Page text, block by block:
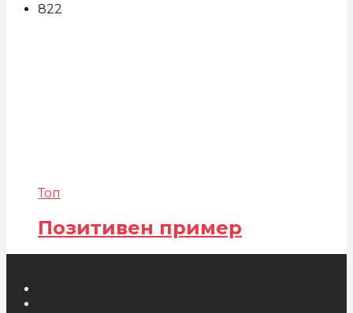
822
Топ
Позитивен пример